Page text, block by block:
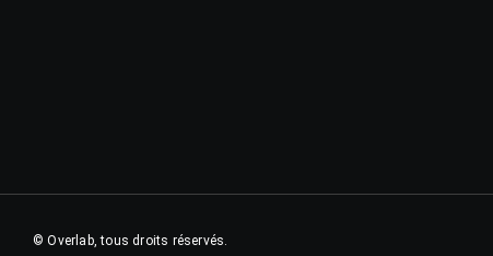
© Overlab, tous droits réservés.